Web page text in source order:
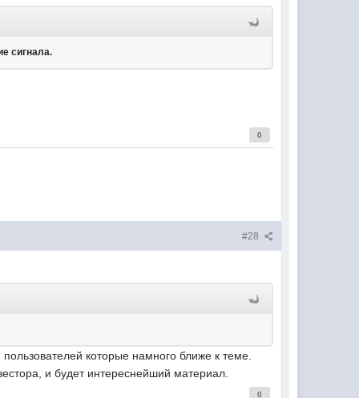
сигнала.
0
#28
которые намного ближе к теме.
и будет интереснейший материал.
0